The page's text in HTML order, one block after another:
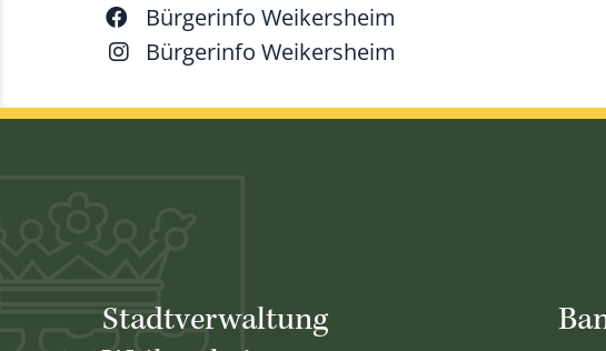
Bürgerinfo Weikersheim
Bürgerinfo Weikersheim
Stadtverwaltung